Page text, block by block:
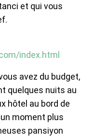
et qui vous
index.html
avez du budget,
quelques nuits au
hôtel au bord de
un moment plus
pansiyon